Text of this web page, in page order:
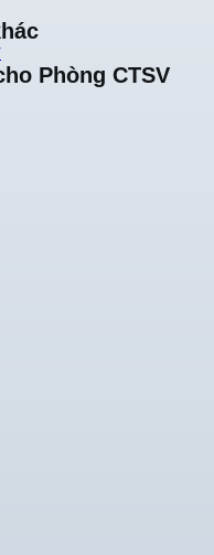
Phòng CTSV